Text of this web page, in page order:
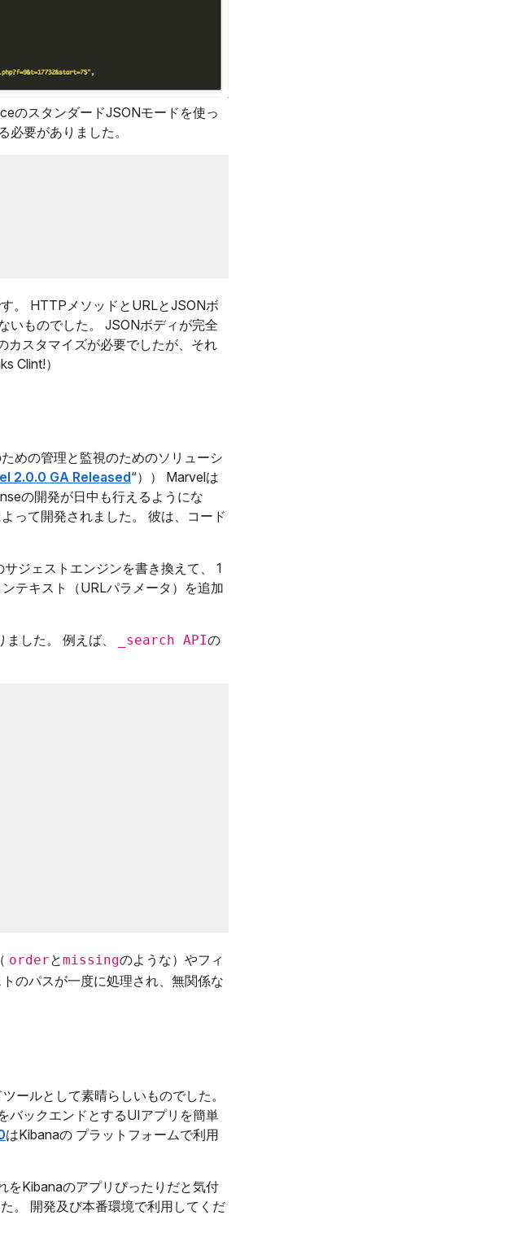
のスタンダードJSONモードを使っ
要がありました。
。 HTTPメソッドとURLとJSONボ
いものでした。 JSONボディが完全
カスタマイズが必要でしたが、それ
Clint!）
めの管理と監視のためのソリューシ
2.0.0 GA Released“）） Marvelは
の開発が日中も行えるようにな
って開発されました。 彼は、コード
ジェストエンジンを書き換えて、 1
テキスト（URLパラメータ）を追加
した。 例えば、
_search APIの
orderとmissingのような）やフィ
のパスが一度に処理され、無関係な
ールとして素晴らしいものでした。
バックエンドとするUIアプリを簡単
はKibanaの プラットフォームで利用
をKibanaのアプリぴったりだと気付
。 開発及び本番環境で利用してくだ